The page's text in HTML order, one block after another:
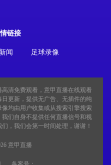
链接
闻 足球录像
清免费观看，意甲直播在线观看
更新，提供无广告、无插件的纯
均由用户收集或从搜索引擎搜索
们自身不提供任何直播信号和视
，我们会第一时间处理，谢谢！
意甲直播